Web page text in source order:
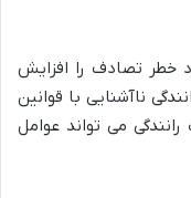
خطر تصادف را افزایش
ناآشنایی با قوانین
می تواند عوامل